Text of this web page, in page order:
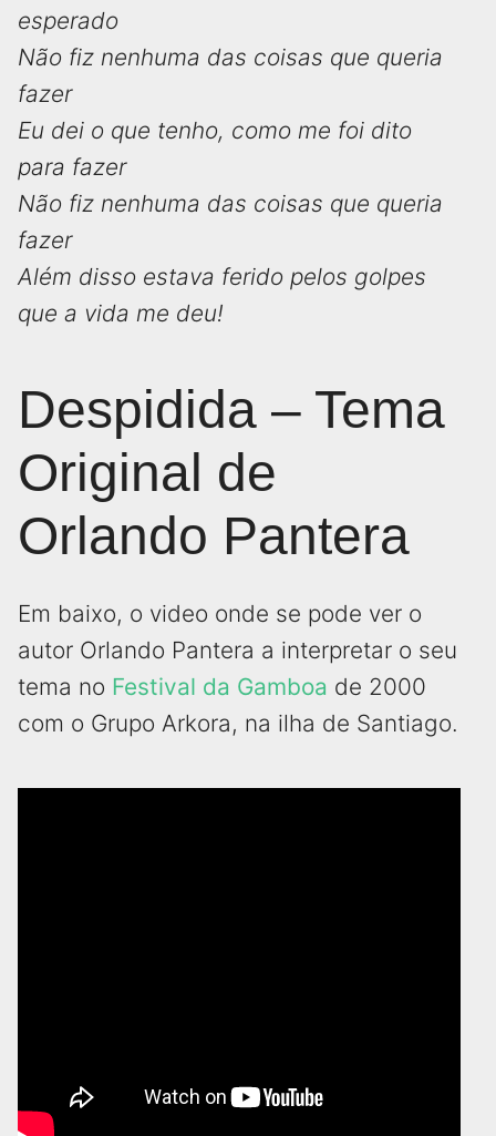
esperado
Não fiz nenhuma das coisas que queria
fazer
Eu dei o que tenho, como me foi dito
para fazer
Não fiz nenhuma das coisas que queria
fazer
Além disso estava ferido pelos golpes
que a vida me deu!
Despidida – Tema
Original de
Orlando Pantera
Em baixo, o video onde se pode ver o
autor Orlando Pantera a interpretar o seu
tema no Festival da Gamboa de 2000
com o Grupo Arkora, na ilha de Santiago.